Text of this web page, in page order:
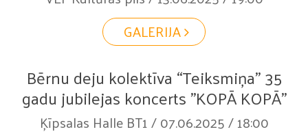
GALERIJA
Bērnu deju kolektīva “Teiksmiņa” 35
gadu jubilejas koncerts "KOPĀ KOPĀ"
Ķīpsalas Halle BT1 / 07.06.2025 / 18:00